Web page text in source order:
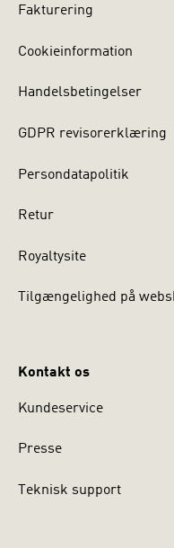
Fakturering
Cookieinformation
Handelsbetingelser
GDPR revisorerklæring
Persondatapolitik
Retur
Royaltysite
Tilgængelighed på
Kontakt os
Kundeservice
Presse
Teknisk support